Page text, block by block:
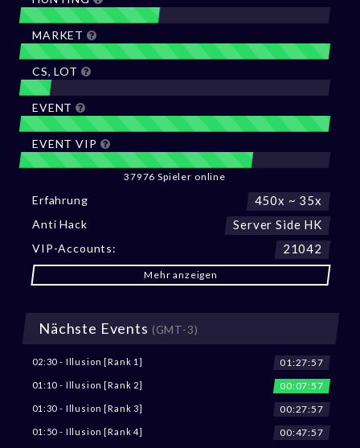
MARKET
CS, LOT
EVENT
EVENT VIP
37976 Spieler online
Erfahrung 450x ~ 35x
Anti Hack Server Side HK
VIP-Accounts: 21042
Mehr anzeigen
Nächste Events (GMT-3)
02:30 - Illusion [Rank 1] 01:27:55
01:10 - Illusion [Rank 2] 00:07:55
01:30 - Illusion [Rank 3] 00:27:55
01:50 - Illusion [Rank 4] 00:47:55